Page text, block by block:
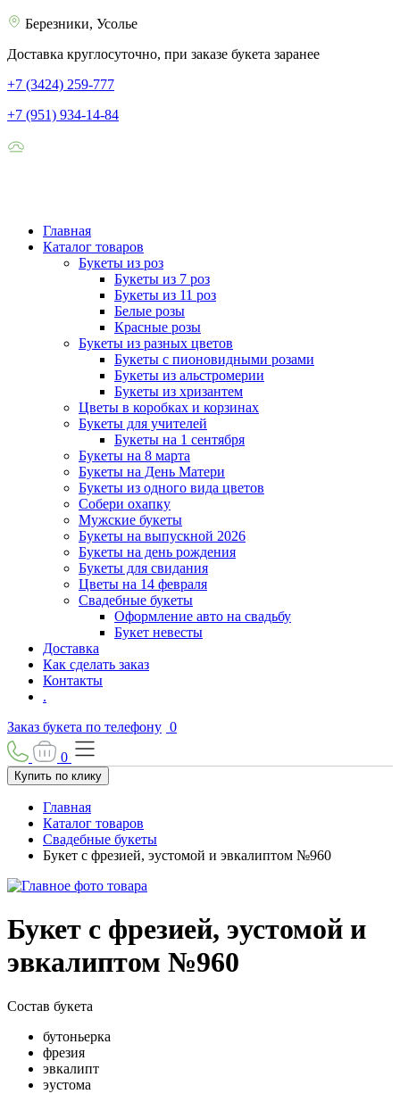
Березники, Усолье
Доставка круглосуточно, при заказе букета заранее
+7 (3424) 259-777
+7 (951) 934-14-84
Главная
Каталог товаров
Букеты из роз
Букеты из 7 роз
Букеты из 11 роз
Белые розы
Красные розы
Букеты из разных цветов
Букеты с пионовидными розами
Букеты из альстромерии
Букеты из хризантем
Цветы в коробках и корзинах
Букеты для учителей
Букеты на 1 сентября
Букеты на 8 марта
Букеты на День Матери
Букеты из одного вида цветов
Собери охапку
Мужские букеты
Букеты на выпускной 2026
Букеты на день рождения
Букеты для свидания
Цветы на 14 февраля
Свадебные букеты
Оформление авто на свадьбу
Букет невесты
Доставка
Как сделать заказ
Контакты
.
Заказ букета по телефону 0
0
Купить по клику
Главная
Каталог товаров
Свадебные букеты
Букет с фрезией, эустомой и эвкалиптом №960
Букет с фрезией, эустомой и
эвкалиптом №960
Состав букета
бутоньерка
фрезия
эвкалипт
эустома